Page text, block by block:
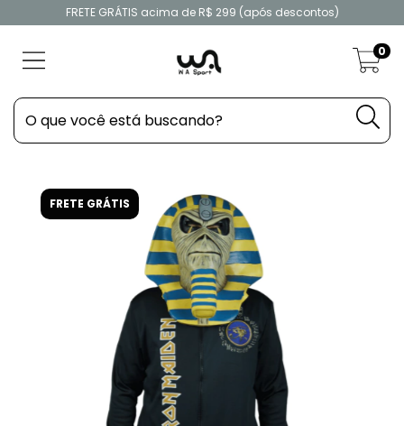
FRETE GRÁTIS acima de R$ 299 (após descontos)
0
FRETE GRÁTIS